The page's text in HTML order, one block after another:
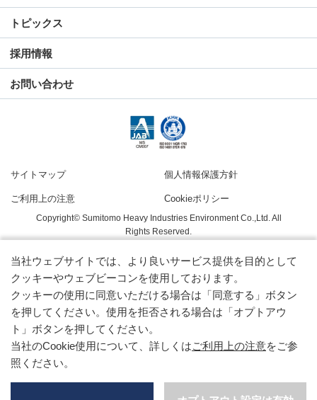
トピックス
採用情報
お問い合わせ
サイトマップ 個人情報保護方針
ご利用上の注意 Cookieポリシー
Copyright© Sumitomo Heavy Industries Environment Co.,Ltd. All
Rights Reserved.
当社ウェブサイトでは、より良いサービス提供を目的として
クッキーやウェブビーコンを使用しております。
クッキーの使用に同意いただける場合は「同意する」ボタン
を押してください。使用を拒否される場合は「オプトアウ
ト」ボタンを押してください。
当社のCookie使用について、詳しくはご利用上の注意をご参
照ください。